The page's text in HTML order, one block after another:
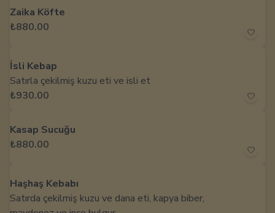
Zaika Köfte
₺880.00
İsli Kebap
Satırla çekilmiş kuzu eti ve isli et
₺930.00
Kasap Sucuğu
₺880.00
Haşhaş Kebabı
Satırda çekilmiş kuzu ve dana eti, kapya biber,